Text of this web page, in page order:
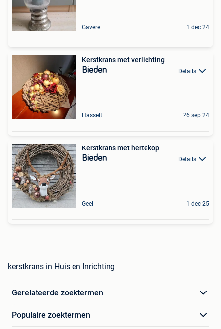
Gavere 1 dec 24
Kerstkrans met verlichting
Bieden Details
Hasselt 26 sep 24
Kerstkrans met hertekop
Bieden Details
Geel 1 dec 25
kerstkrans in Huis en Inrichting
Gerelateerde zoektermen
Populaire zoektermen